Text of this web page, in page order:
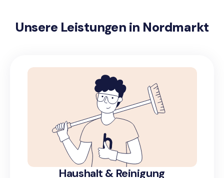
Unsere Leistungen in Nordmarkt
Haushalt & Reinigung